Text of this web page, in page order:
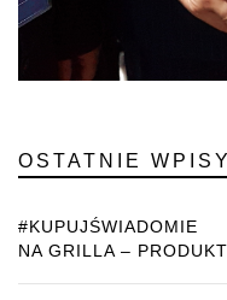
OSTATNIE WPISY
#KUPUJŚWIADOMIE
NA GRILLA –